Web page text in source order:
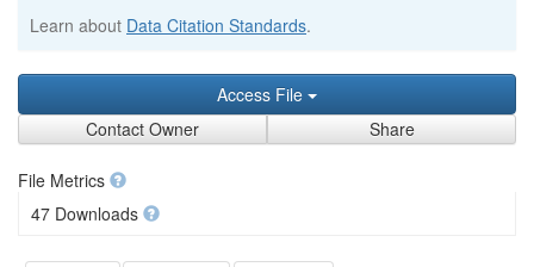
Learn about Data Citation Standards.
Access File
Contact Owner
Share
File Metrics
47 Downloads